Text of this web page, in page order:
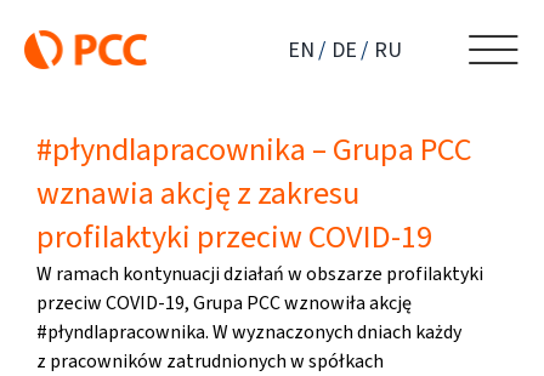
zawartości
EN DE RU
#płyndlapracownika – Grupa PCC
wznawia akcję z zakresu
profilaktyki przeciw COVID-19
W ramach kontynuacji działań w obszarze profilaktyki
przeciw COVID-19, Grupa PCC wznowiła akcję
#płyndlapracownika. W wyznaczonych dniach każdy
z pracowników zatrudnionych w spółkach